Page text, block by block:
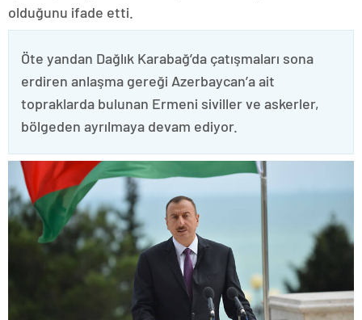
olduğunu ifade etti.
Öte yandan Dağlık Karabağ’da çatışmaları sona
erdiren anlaşma gereği Azerbaycan’a ait
topraklarda bulunan Ermeni siviller ve askerler,
bölgeden ayrılmaya devam ediyor.